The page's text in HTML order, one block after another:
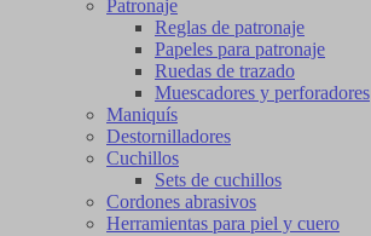
Patronaje
Reglas de patronaje
Papeles para patronaje
Ruedas de trazado
Muescadores y perforadores
Maniquís
Destornilladores
Cuchillos
Sets de cuchillos
Cordones abrasivos
Herramientas para piel y cuero